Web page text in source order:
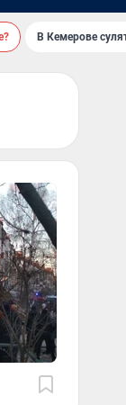
В Кемерове